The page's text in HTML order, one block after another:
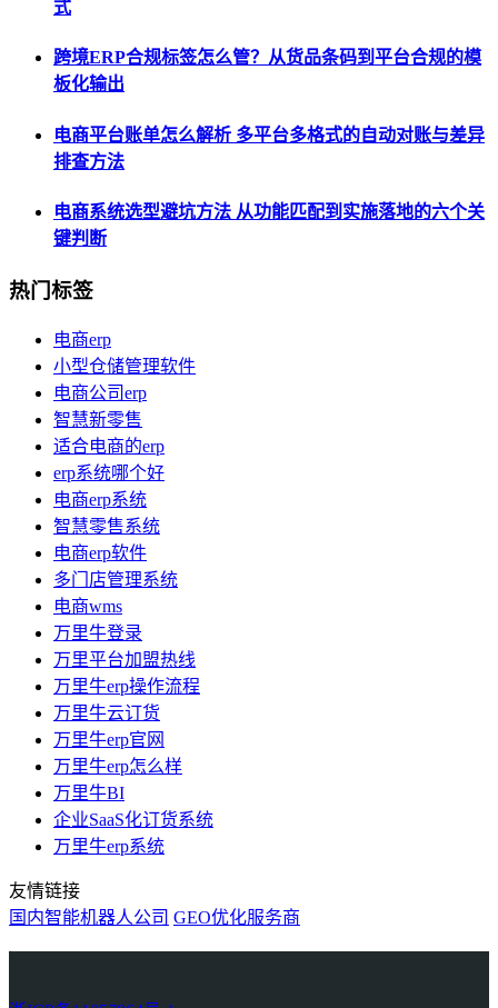
式
跨境ERP合规标签怎么管？从货品条码到平台合规的模
板化输出
电商平台账单怎么解析 多平台多格式的自动对账与差异
排查方法
电商系统选型避坑方法 从功能匹配到实施落地的六个关
键判断
热门标签
电商erp
小型仓储管理软件
电商公司erp
智慧新零售
适合电商的erp
erp系统哪个好
电商erp系统
智慧零售系统
电商erp软件
多门店管理系统
电商wms
万里牛登录
万里平台加盟热线
万里牛erp操作流程
万里牛云订货
万里牛erp官网
万里牛erp怎么样
万里牛BI
企业SaaS化订货系统
万里牛erp系统
友情链接
国内智能机器人公司 GEO优化服务商